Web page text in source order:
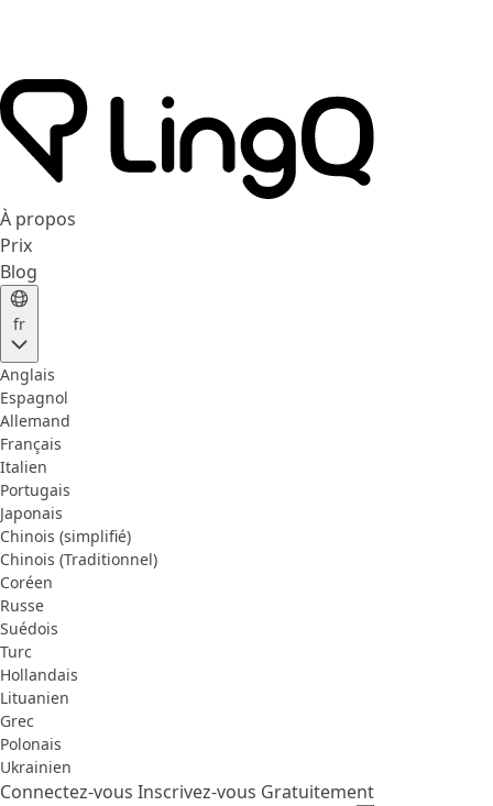
À propos
Prix
Blog
fr
Anglais
Espagnol
Allemand
Français
Italien
Portugais
Japonais
Chinois (simplifié)
Chinois (Traditionnel)
Coréen
Russe
Suédois
Turc
Hollandais
Lituanien
Grec
Polonais
Ukrainien
Connectez-vous Inscrivez-vous Gratuitement